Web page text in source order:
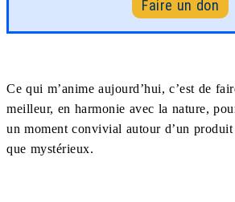
Faire un don
Ce qui m’anime aujourd’hui, c’est de
meilleur, en harmonie avec la nature,
un moment convivial autour d’un
que mystérieux.